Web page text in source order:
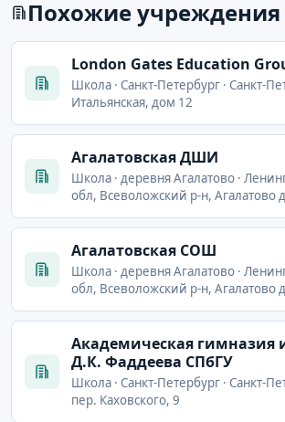
Похожие учреждения
London Gates Education
Школа · Санкт-Петербург · Санкт-
Итальянская, дом 12
Агалатовская ДШИ
Школа · деревня Агалатово ·
обл, Всеволожский р-н, Агалатово
Агалатовская СОШ
Школа · деревня Агалатово ·
обл, Всеволожский р-н, Агалатово
Академическая гимназия
Д.К. Фаддеева СПбГУ
Школа · Санкт-Петербург · Санкт-
пер. Каховского, 9